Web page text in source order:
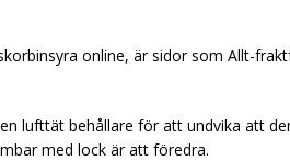
online, är sidor som Allt-
lufttät behållare för att undvika att
med lock är att föredra.